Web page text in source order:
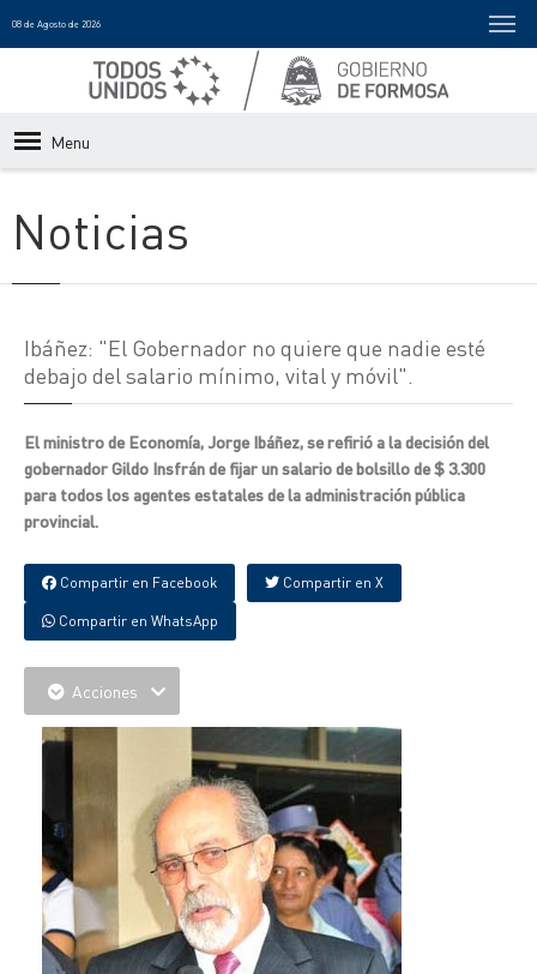
08 de Agosto de 2026
Menu
Noticias
Ibáñez: "El Gobernador no quiere que nadie esté
debajo del salario mínimo, vital y móvil".
El ministro de Economía, Jorge Ibáñez, se refirió a la decisión del
gobernador Gildo Insfrán de fijar un salario de bolsillo de $ 3.300
para todos los agentes estatales de la administración pública
provincial.
Compartir en Facebook Compartir en X
Compartir en WhatsApp
Acciones